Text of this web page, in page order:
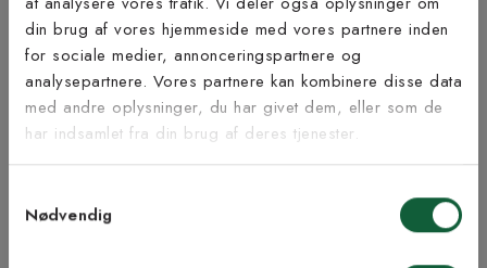
din brug af vores hjemmeside med vores partnere inden
for sociale medier, annonceringspartnere og
analysepartnere. Vores partnere kan kombinere disse data
med andre oplysninger, du har givet dem, eller som de
har indsamlet fra din brug af deres tjenester.
Nødvendig
bestilt efter egne mål.
Bæredygtighed
Inspiration fra @kilandsofficial
Tilmeld dig vores
nyhedsbrev
Vær blandt de første til at modtage vores tilbud,
tips og nyheder.